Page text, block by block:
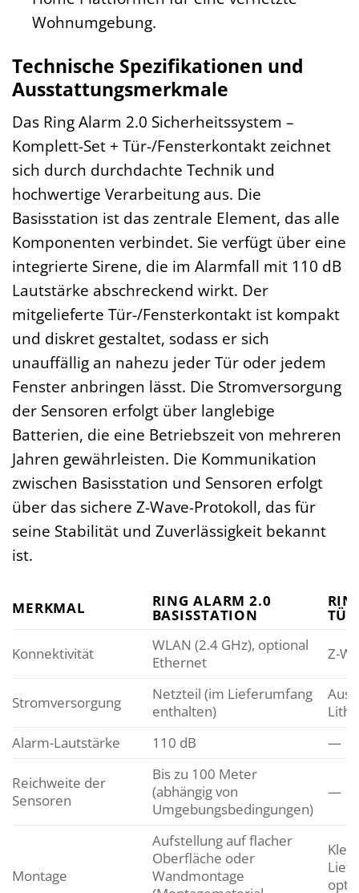
Wohnumgebung.
Technische Spezifikationen und
Ausstattungsmerkmale
Das Ring Alarm 2.0 Sicherheitssystem –
Komplett-Set + Tür-/Fensterkontakt zeichnet
sich durch durchdachte Technik und
hochwertige Verarbeitung aus. Die
Basisstation ist das zentrale Element, das alle
Komponenten verbindet. Sie verfügt über eine
integrierte Sirene, die im Alarmfall mit 110 dB
Lautstärke abschreckend wirkt. Der
mitgelieferte Tür-/Fensterkontakt ist kompakt
und diskret gestaltet, sodass er sich
unauffällig an nahezu jeder Tür oder jedem
Fenster anbringen lässt. Die Stromversorgung
der Sensoren erfolgt über langlebige
Batterien, die eine Betriebszeit von mehreren
Jahren gewährleisten. Die Kommunikation
zwischen Basisstation und Sensoren erfolgt
über das sichere Z-Wave-Protokoll, das für
seine Stabilität und Zuverlässigkeit bekannt
ist.
MERKMAL RING ALARM 2.0
BASISSTATION
Konnektivität
WLAN (2.4 GHz), optional
Ethernet
Z-
Stromversorgung
Netzteil (im Lieferumfang
enthalten)
Alarm-Lautstärke
110 dB —
Reichweite der
Sensoren
Bis zu 100 Meter
(abhängig von
Umgebungsbedingungen)
—
Montage
Aufstellung auf flacher
Oberfläche oder
Wandmontage